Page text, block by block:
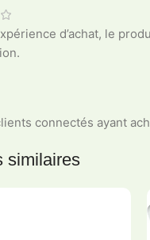
d’achat, le
connectés ayant
similaires